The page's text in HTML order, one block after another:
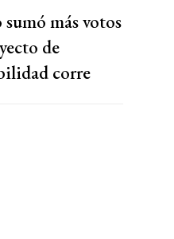
más votos
de
corre